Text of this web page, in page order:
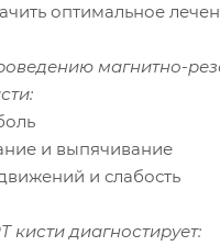
оптимальное
магнитно-
и выпячивание
и слабость
кисти диагностирует: